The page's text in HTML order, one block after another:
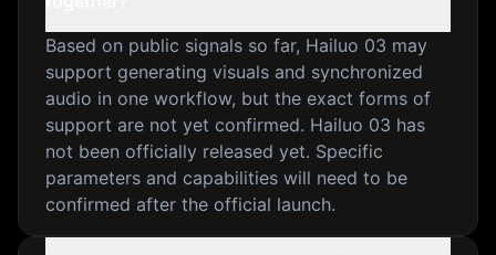
Based on public signals so far, Hailuo 03 may
support generating visuals and synchronized
audio in one workflow, but the exact forms of
support are not yet confirmed. Hailuo 03 has
not been officially released yet. Specific
parameters and capabilities will need to be
confirmed after the official launch.